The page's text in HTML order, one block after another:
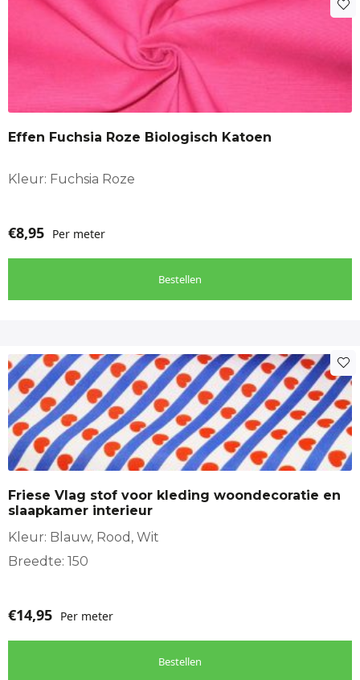
Effen Fuchsia Roze Biologisch Katoen
Kleur: Fuchsia Roze
€8,95 Per meter
Bestellen
Friese Vlag stof voor kleding woondecoratie en
slaapkamer interieur
Kleur: Blauw, Rood, Wit
Breedte: 150
€14,95 Per meter
Bestellen